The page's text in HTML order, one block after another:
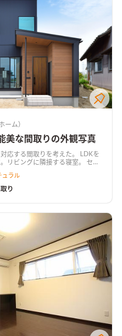
ーム）
美な間取りの外観写真
る間取りを考えた。 LDKを
ビングに隣接する寝室。 セン
ュラル
り